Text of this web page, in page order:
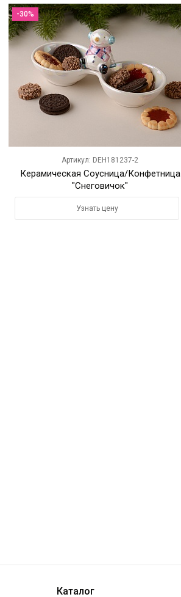
-30%
Артикул: DEH181237-2
Керамическая Соусница/Конфетница
"Снеговичок"
Узнать цену
Каталог